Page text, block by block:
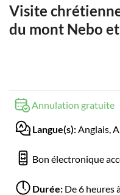
Visite
du mont Nebo
Annulation gratuite
Langue(s):Anglais,
Bon électronique
Durée: De 6 heures